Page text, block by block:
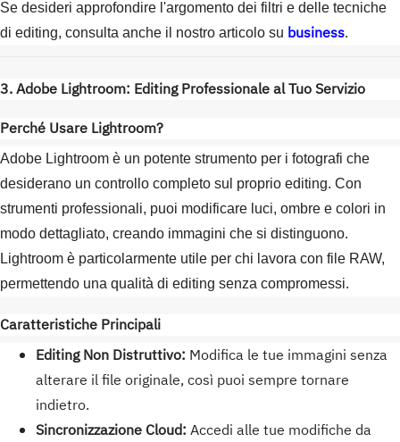
Se desideri approfondire l'argomento dei filtri e delle tecniche
di editing, consulta anche il nostro articolo su business.
3. Adobe Lightroom: Editing Professionale al Tuo Servizio
Perché Usare Lightroom?
Adobe Lightroom è un potente strumento per i fotografi che
desiderano un controllo completo sul proprio editing. Con
strumenti professionali, puoi modificare luci, ombre e colori in
modo dettagliato, creando immagini che si distinguono.
Lightroom è particolarmente utile per chi lavora con file RAW,
permettendo una qualità di editing senza compromessi.
Caratteristiche Principali
Editing Non Distruttivo: Modifica le tue immagini senza
alterare il file originale, così puoi sempre tornare
indietro.
Sincronizzazione Cloud: Accedi alle tue modifiche da